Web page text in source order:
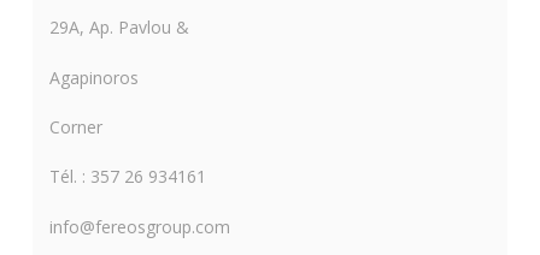
29A, Ap. Pavlou &
Agapinoros
Corner
Tél. : 357 26 934161
info@fereosgroup.com